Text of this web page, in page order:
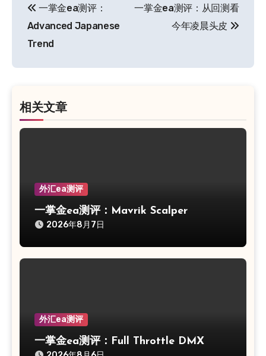
章
导
航
一掌金ea测评：
Advanced Japanese
Trend
一掌金ea测评：从回测看
今年凌晨头皮
相关文章
外汇ea测评
一掌金ea测评：Mavrik Scalper
2026年8月7日
外汇ea测评
一掌金ea测评：Full Throttle DMX